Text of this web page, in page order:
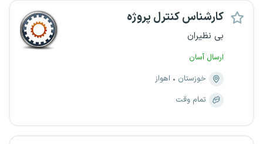
کارشناس کنترل پروژه
بی نظیران
ارسال آسان
خوزستان
اهواز
تمام وقت